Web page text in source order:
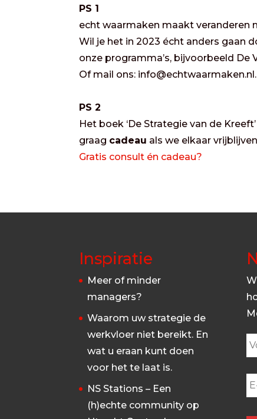
PS 1
echt waarmaken maakt veranderen
Wil je het in 2023 écht anders gaan
onze programma’s, bijvoorbeeld De
Of mail ons: info@echtwaarmaken.nl.
PS 2
Het boek ‘De Strategie van de
graag cadeau als we elkaar
Gratis consult én cadeau?
Inspiratie
Meer of minder
managers?
Waarom uw strategie de
werkvloer niet bereikt. En
wat u eraan kunt doen
voor het te laat is.
NS Stations – Een
(h)echte community op